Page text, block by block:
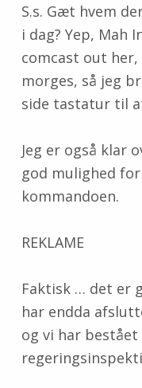
S.s. Gæt hvem
i dag? Yep, Mah
comcast out
morges, så jeg
side tastatur til
Jeg er også klar
god mulighed
kommandoen.
REKLAME
Faktisk … det er
har endda
og vi har
Skip back to main navigation